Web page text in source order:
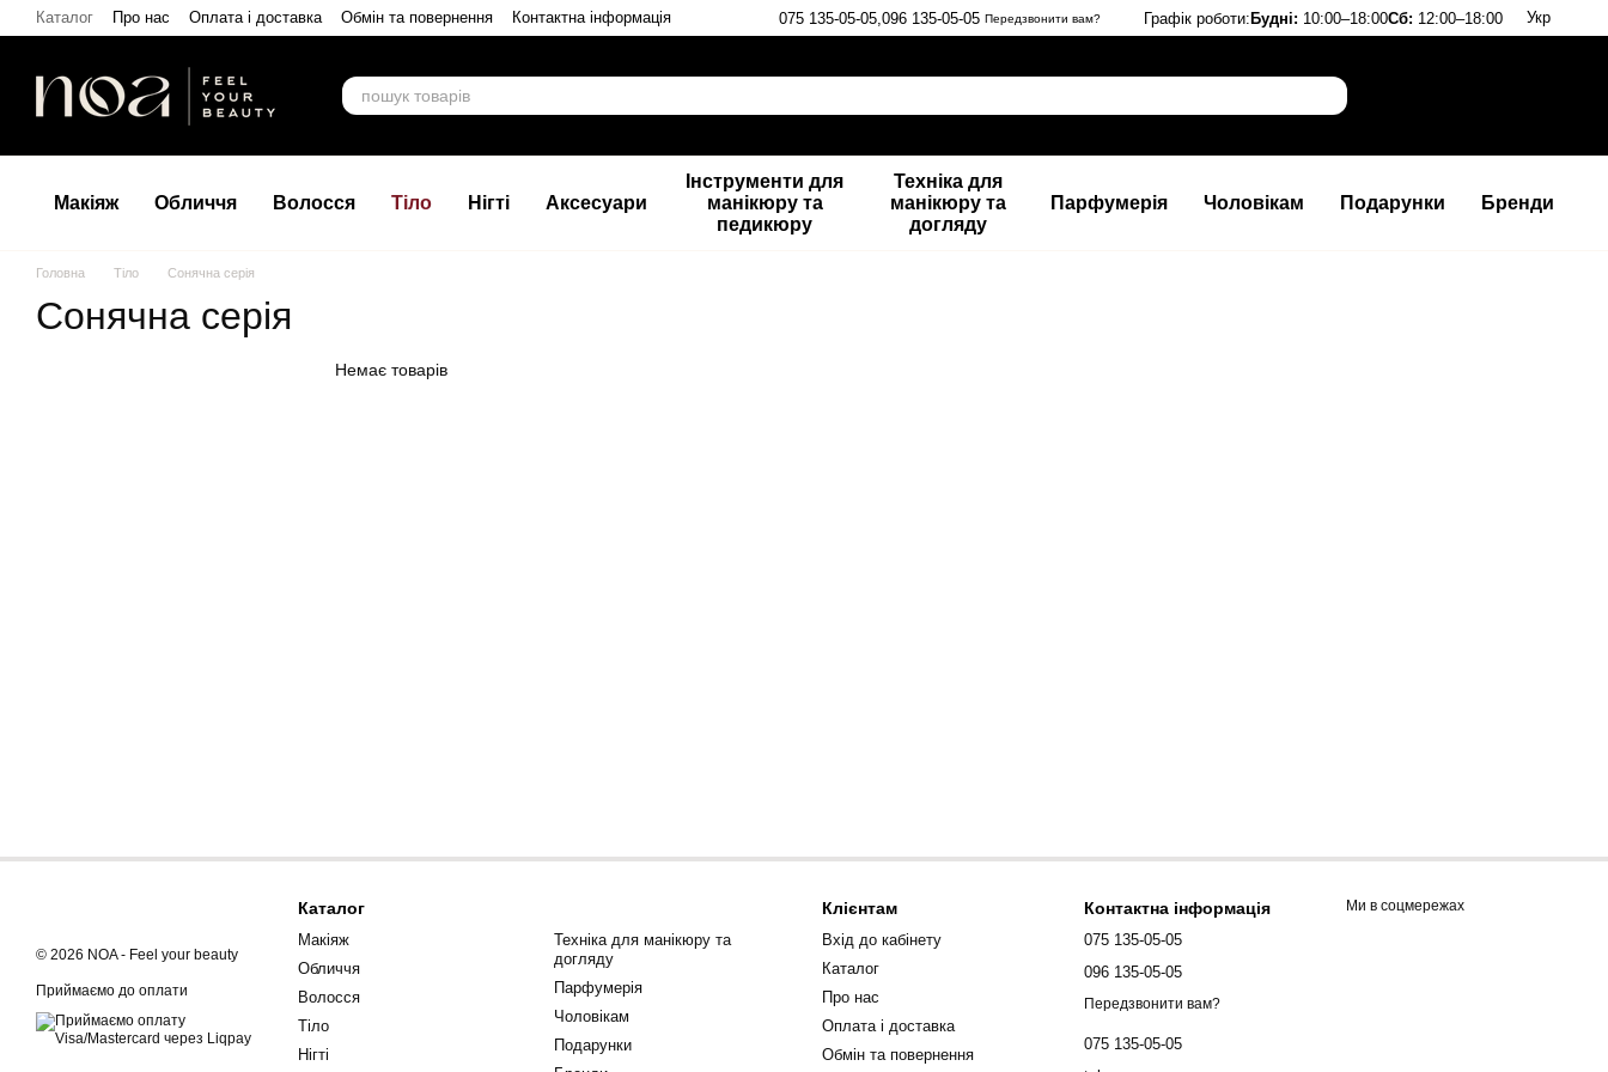
Перейти до основного контенту
Каталог Про нас Оплата і доставка Обмін та повернення Контактна інформація 075 135-05-05, 096 135-05-05 Передзвонити вам? Графік роботи:Будні: 10:00–18:00Сб: 12:00–18:00 Укр
Макіяж Обличчя Волосся Тіло Нігті Аксесуари
Інструменти для
манікюру та
педикюру
Техніка для
манікюру та
догляду
Парфумерія Чоловікам Подарунки Бренди
Головна Тіло Сонячна серія
Сонячна серія
Немає товарів
© 2026 NOA - Feel your beauty
Приймаємо до оплати
Каталог
Макіяж
Обличчя
Волосся
Тіло
Нігті
Техніка для манікюру та
догляду
Парфумерія
Чоловікам
Подарунки
Клієнтам
Вхід до кабінету
Каталог
Про нас
Оплата і доставка
Обмін та повернення
Контактна інформація
075 135-05-05
096 135-05-05
Передзвонити вам?
075 135-05-05
Ми в соцмережах